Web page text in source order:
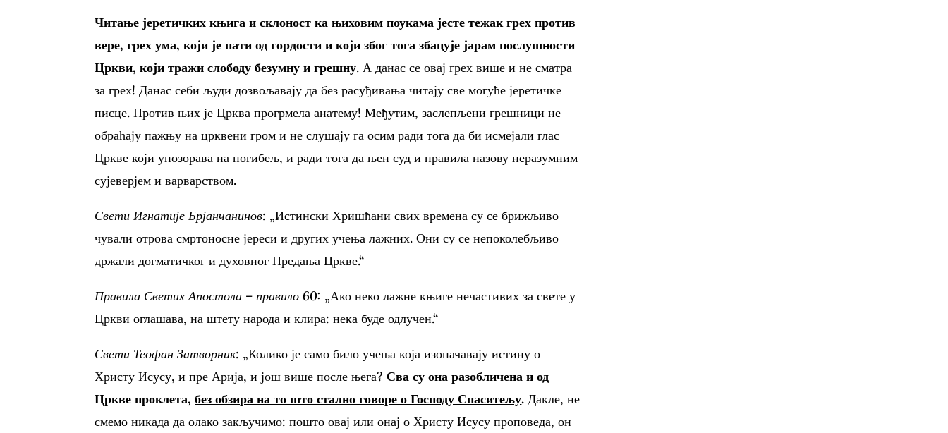
Читање јеретичких књига и склоност ка њиховим поукама јесте тежак грех против
вере, грех ума, који је пати од гордости и који због тога збацује јарам послушности
Цркви, који тражи слободу безумну и грешну. А данас се овај грех више и не сматра
за грех! Данас себи људи дозвољавају да без расуђивања читају све могуће јеретичке
писце. Против њих је Црква прогрмела анатему! Међутим, заслепљени грешници не
обраћају пажњу на црквени гром и не слушају га осим ради тога да би исмејали глас
Цркве који упозорава на погибељ, и ради тога да њен суд и правила назову неразумним
сујеверјем и варварством.
Свети Игнатије Брјанчанинов: „Истински Хришћани свих времена су се брижљиво
чували отрова смртоносне јереси и других учења лажних. Они су се непоколебљиво
држали догматичког и духовног Предања Цркве.“
Правила Светих Апостола – правило 60: „Ако неко лажне књиге нечастивих за свете у
Цркви оглашава, на штету народа и клира: нека буде одлучен.“
Свети Теофан Затворник: „Колико је само било учења која изопачавају истину о
Христу Исусу, и пре Арија, и још више после њега?Сва су она разобличена и од
Цркве проклета,без обзира на то што стално говоре о Господу Спаситељу. Дакле, не
смемо никада да олако закључимо: пошто овај или онај о Христу Исусу проповеда, он